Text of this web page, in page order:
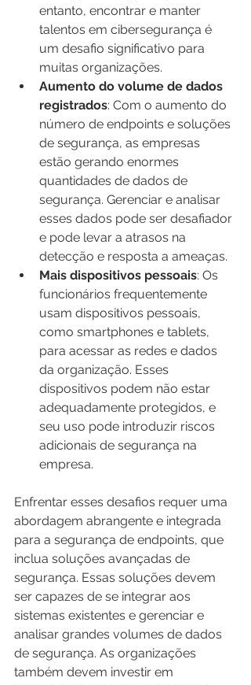
entanto, encontrar e manter
talentos em cibersegurança é
um desafio significativo para
muitas organizações.
Aumento do volume de dados
registrados: Com o aumento do
número de endpoints e soluções
de segurança, as empresas
estão gerando enormes
quantidades de dados de
segurança. Gerenciar e analisar
esses dados pode ser desafiador
e pode levar a atrasos na
detecção e resposta a ameaças.
Mais dispositivos pessoais: Os
funcionários frequentemente
usam dispositivos pessoais,
como smartphones e tablets,
para acessar as redes e dados
da organização. Esses
dispositivos podem não estar
adequadamente protegidos, e
seu uso pode introduzir riscos
adicionais de segurança na
empresa.
Enfrentar esses desafios requer uma
abordagem abrangente e integrada
para a segurança de endpoints, que
inclua soluções avançadas de
segurança. Essas soluções devem
ser capazes de se integrar aos
sistemas existentes e gerenciar e
analisar grandes volumes de dados
de segurança. As organizações
também devem investir em